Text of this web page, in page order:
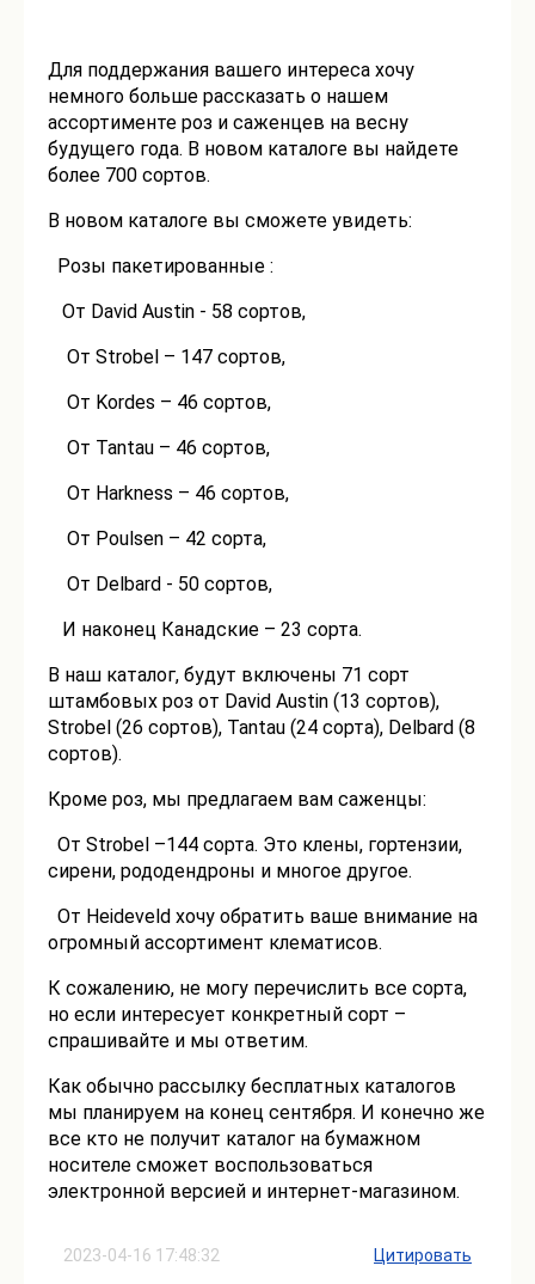
2023-04-16 17:48:32
Для поддержания вашего интереса хочу
немного больше рассказать о нашем
ассортименте роз и саженцев на весну
будущего года. В новом каталоге вы найдете
более 700 сортов.
В новом каталоге вы сможете увидеть:
Розы пакетированные :
От David Austin - 58 сортов,
От Strobel – 147 сортов,
От Kordes – 46 сортов,
От Tantau – 46 сортов,
От Harkness – 46 сортов,
От Poulsen – 42 сорта,
От Delbard - 50 сортов,
И наконец Канадские – 23 сорта.
В наш каталог, будут включены 71 сорт
штамбовых роз от David Austin (13 сортов),
Strobel (26 сортов), Tantau (24 сорта), Delbard (8
сортов).
Кроме роз, мы предлагаем вам саженцы:
От Strobel –144 сорта. Это клены, гортензии,
сирени, рододендроны и многое другое.
От Heideveld хочу обратить ваше внимание на
огромный ассортимент клематисов.
К сожалению, не могу перечислить все сорта,
но если интересует конкретный сорт –
спрашивайте и мы ответим.
Как обычно рассылку бесплатных каталогов
мы планируем на конец сентября. И конечно же
все кто не получит каталог на бумажном
носителе сможет воспользоваться
электронной версией и интернет-магазином.
Цитировать